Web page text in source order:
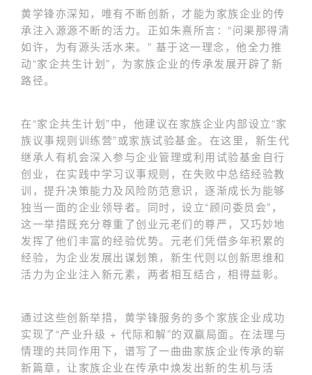
黄学锋亦深知，唯有不断创新，才能为家族企业的传
承注入源源不断的活力。正如朱熹所言：“问渠那得清
如许，为有源头活水来。” 基于这一理念，他全力推
动“家企共生计划”，为家族企业的传承发展开辟了新
路径。
在“家企共生计划”中，他建议在家族企业内部设立“家
族议事规则训练营”或家族试验基金。在这里，新生代
继承人有机会深入参与企业管理或利用试验基金自行
创业，在实践中学习议事规则，在失败中总结经验教
训，提升决策能力及风险防范意识，逐渐成长为能够
独当一面的企业领导者。同时，设立“顾问委员会”，
这一举措既充分尊重了创业元老们的尊严，又巧妙地
发挥了他们丰富的经验优势。元老们凭借多年积累的
经验，为企业发展出谋划策，新生代则以创新思维和
活力为企业注入新元素，两者相互结合，相得益彰。
通过这些创新举措，黄学锋服务的多个家族企业成功
实现了“产业升级 + 代际和解”的双赢局面。在法理与
情理的共同作用下，谱写了一曲曲家族企业传承的崭
新篇章，让家族企业在传承中焕发出新的生机与活